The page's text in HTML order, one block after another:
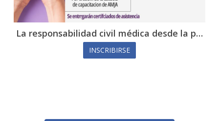
desde la p… Jornada de capacitación: “La